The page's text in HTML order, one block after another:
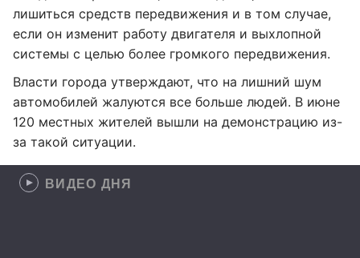
лишиться средств передвижения и в том случае,
если он изменит работу двигателя и выхлопной
системы с целью более громкого передвижения.
Власти города утверждают, что на лишний шум
автомобилей жалуются все больше людей. В июне
120 местных жителей вышли на демонстрацию из-
за такой ситуации.
ВИДЕО ДНЯ